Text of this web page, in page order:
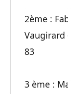
2ème :
Vaugirard
83
3 ème :